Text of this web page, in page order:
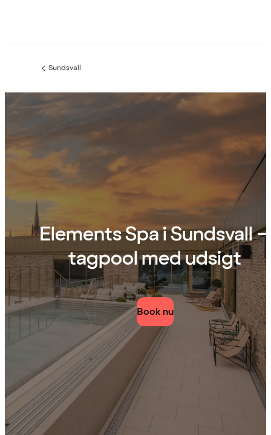
Forrige
:
Sundsvall
Elements Spa i Sundsvall –
tagpool med udsigt
Book nu